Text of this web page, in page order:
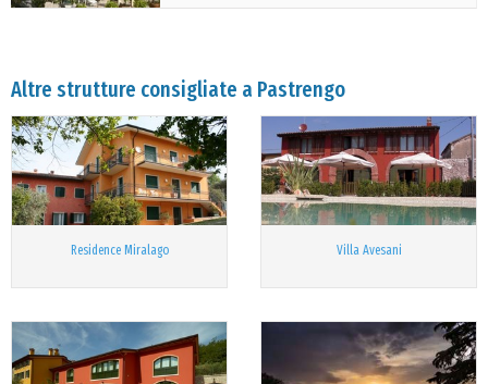
Altre strutture consigliate a Pastrengo
Residence Miralago Villa Avesani